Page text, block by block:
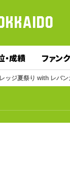
・成績 ファン
ッジ夏祭り with レバ